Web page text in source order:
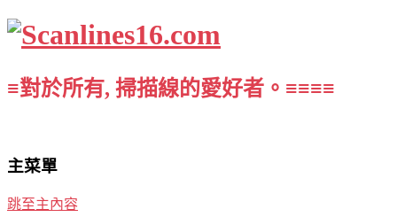
≡對於所有, 掃描線的愛好者。≡≡≡≡
主菜單
跳至主內容